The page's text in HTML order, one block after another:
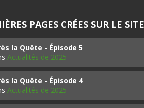
PAGES CRÉES SUR LE SITE
la Quête - Épisode 5
Actualités de 2025
la Quête - Épisode 4
Actualités de 2025